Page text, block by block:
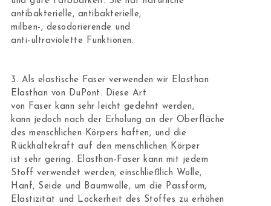
antibakterielle, antibakterielle,
milben-, desodorierende und
anti-ultraviolette Funktionen.
3. Als elastische Faser verwenden wir Elasthan
Elasthan von DuPont. Diese Art
von Faser kann sehr leicht gedehnt werden,
kann jedoch nach der Erholung an der Oberfläche
des menschlichen Körpers haften, und die
Rückhaltekraft auf den menschlichen Körper
ist sehr gering. Elasthan-Faser kann mit jedem
Stoff verwendet werden, einschließlich Wolle,
Hanf, Seide und Baumwolle, um die Passform,
Elastizität und Lockerheit des Stoffes zu erhöhen